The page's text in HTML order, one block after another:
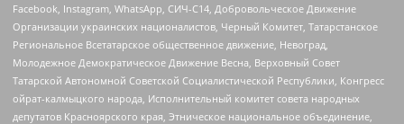
Facebook, Instagram, WhatsApp, СИЧ-С14, Добровольческое Движение
Организации украинских националистов, Черный Комитет, Татарстанское
Региональное Всетатарское общественное движение, Невоград,
Молодежное Демократическое Движение Весна, Верховный Совет
Татарской Автономной Советской Социалистической Республики, Конгресс
ойрат-калмыцкого народа, Исполнительный комитет совета народных
депутатов Красноярского края, Этническое национальное объединение,